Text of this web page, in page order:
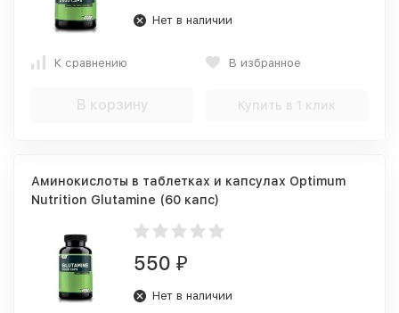
Нет в наличии
К сравнению В избранное
В корзину Купить в 1 клик
Аминокислоты в таблетках и капсулах Optimum
Nutrition Glutamine (60 капс)
550 ₽
Нет в наличии